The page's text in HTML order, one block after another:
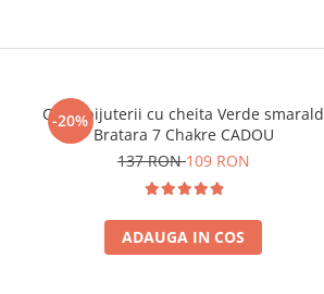
-20%
Cutie bijuterii cu cheita Verde smarald
Bratara 7 Chakre CADOU
137 RON109 RON
ADAUGA IN COS